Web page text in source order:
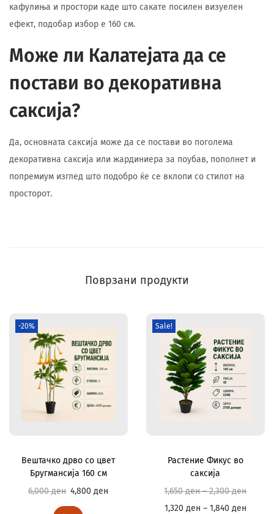
кафулиња и простори каде што сакате посилен визуелен
ефект, подобар избор е 160 см.
Може ли Калатејата да се
постави во декоративна
саксија?
Да, основната саксија може да се постави во поголема
декоративна саксија или жардиниера за поубав, пополнет и
попремиум изглед што подобро ќе се вклопи со стилот на
просторот.
Поврзани продукти
-20%
Вештачко дрво со цвет
Бругмансија 160 см
6,000ден 4,800ден
Sale!
Растение Фикус во
саксија
1,650ден–2,300ден
1,320 ден – 1,840 ден